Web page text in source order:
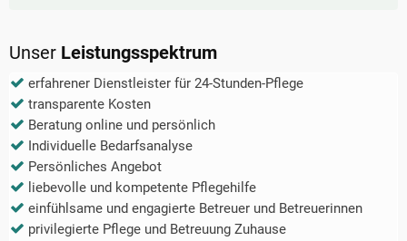
Unser Leistungsspektrum
erfahrener Dienstleister für 24-Stunden-Pflege
transparente Kosten
Beratung online und persönlich
Individuelle Bedarfsanalyse
Persönliches Angebot
liebevolle und kompetente Pflegehilfe
einfühlsame und engagierte Betreuer und Betreuerinnen
privilegierte Pflege und Betreuung Zuhause